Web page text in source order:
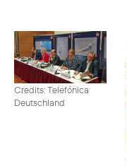
Credits: Telefónica
Deutschland